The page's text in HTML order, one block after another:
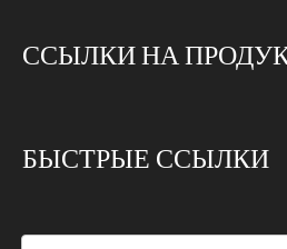
ССЫЛКИ НА
БЫСТРЫЕ ССЫЛКИ